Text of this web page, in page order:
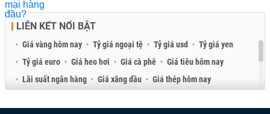
LIÊN KẾT NỔI BẬT
Giá vàng hôm nay Tỷ giá ngoại tệ Tỷ giá usd
Tỷ giá yen
Tỷ giá euro
Giá heo hơi Giá cà phê
Giá tiêu hôm nay
Lãi suất ngân hàng
Giá xăng dầu
Giá thép hôm nay